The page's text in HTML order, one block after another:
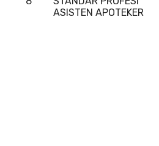
ASISTEN APOTEKER